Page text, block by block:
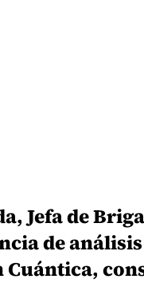
Jefa de
de